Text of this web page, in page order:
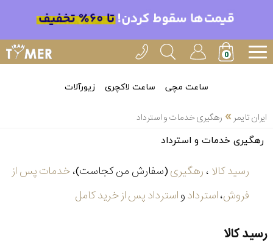
ساعت مچی ساعت لاکچری زیورآلات
ایران تایمر » رهگیری خدمات و استرداد
رهگیری خدمات و استرداد
رسید کالا ، رهگیری(سفارش من کجاست)،خدمات پس از
فروش،استردادواسترداد پس از خرید کامل
رسید کالا